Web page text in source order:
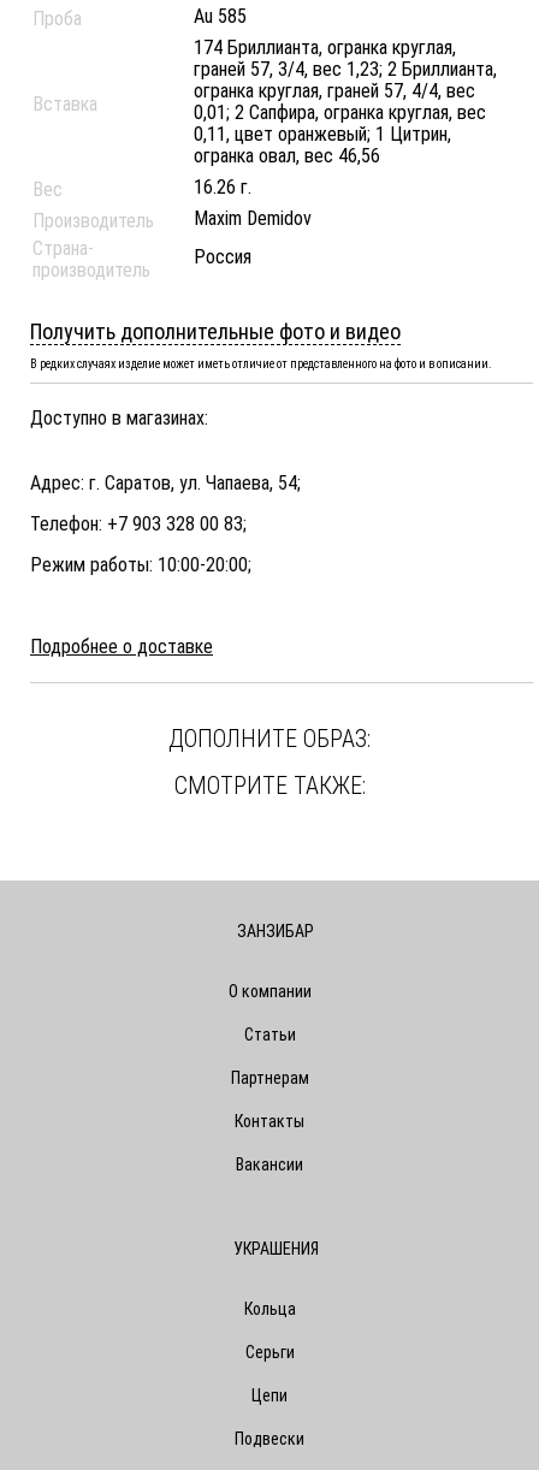
Проба
Au 585
Вставка
174 Бриллианта, огранка круглая,
граней 57, 3/4, вес 1,23; 2 Бриллианта,
огранка круглая, граней 57, 4/4, вес
0,01; 2 Сапфира, огранка круглая, вес
0,11, цвет оранжевый; 1 Цитрин,
огранка овал, вес 46,56
Вес
16.26 г.
Производитель
Maxim Demidov
Страна-
производитель
Россия
Получить дополнительные фото и видео
В редких случаях изделие может иметь отличие от представленного на фото и в описании.
Доступно в магазинах:
Адрес: г. Саратов, ул. Чапаева, 54;
Телефон: +7 903 328 00 83;
Режим работы: 10:00-20:00;
Подробнее о доставке
ДОПОЛНИТЕ ОБРАЗ:
СМОТРИТЕ ТАКЖЕ:
ЗАНЗИБАР
О компании
Статьи
Партнерам
Контакты
Вакансии
УКРАШЕНИЯ
Кольца
Серьги
Цепи
Подвески